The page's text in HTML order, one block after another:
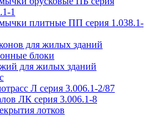
1
плитные ПП серия 1.038.1-
для жилых зданий
блоки
для жилых зданий
Л серия 3.006.1-2/87
ЛК серия 3.006.1-8
лотков